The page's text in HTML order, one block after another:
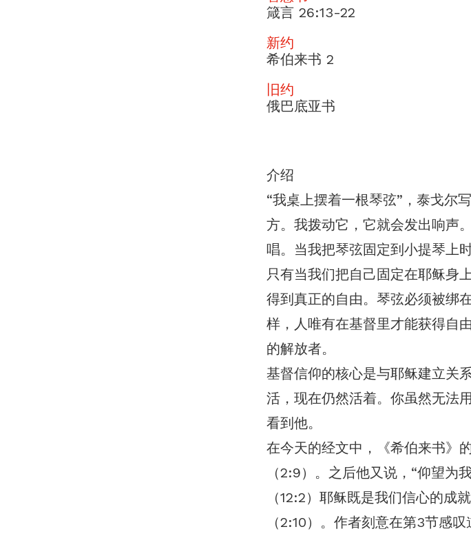
箴言 26:13-22
新约
希伯来书 2
旧约
俄巴底亚书
介绍
“我桌上摆着一根琴弦”，泰戈尔
方。我拨动它，它就会发出响声
唱。当我把琴弦固定到小提琴上
只有当我们把自己固定在耶稣身
得到真正的自由。琴弦必须被绑
样，人唯有在基督里才能获得自
的解放者。
基督信仰的核心是与耶稣建立关
活，现在仍然活着。你虽然无法
看到他。
在今天的经文中，《希伯来书》
（2:9）。之后他又说，“仰望为
（12:2）耶稣既是我们信心的成
（2:10）。作者刻意在第3节感叹